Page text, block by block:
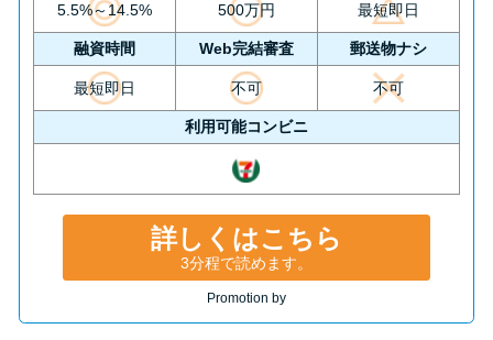
5.5%～14.5% 500万円 最短即日
融資時間 Web完結審査 郵送物ナシ
最短即日 不可 不可
利用可能コンビニ
詳しくはこちら
3分程で読めます。
Promotion by